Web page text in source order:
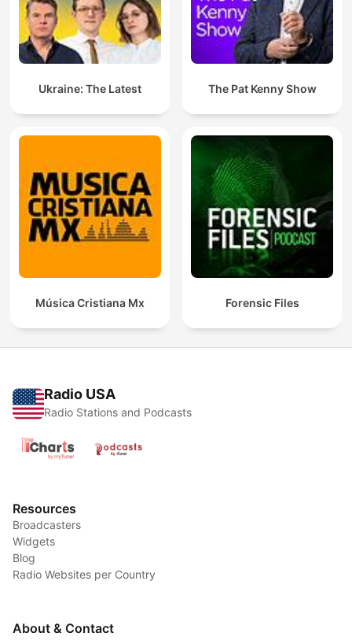
Ukraine: The Latest The Pat Kenny Show
Música Cristiana Mx Forensic Files
Radio USA
Radio Stations and Podcasts
Resources
Broadcasters
Widgets
Blog
Radio Websites per Country
About & Contact